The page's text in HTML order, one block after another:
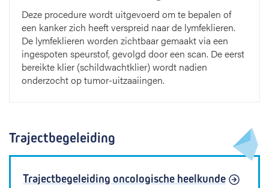
Deze procedure wordt uitgevoerd om te bepalen of
een kanker zich heeft verspreid naar de lymfeklieren.
De lymfeklieren worden zichtbaar gemaakt via een
ingespoten speurstof, gevolgd door een scan. De eerst
bereikte klier (schildwachtklier) wordt nadien
onderzocht op tumor-uitzaaiingen.
Trajectbegeleiding
Trajectbegeleiding oncologische heelkunde